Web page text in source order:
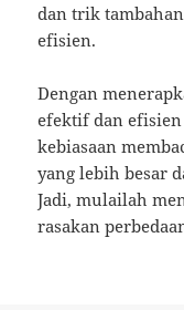
dan trik
efisien.
Dengan
efektif dan
kebiasaan
yang lebih besar
Jadi, mulailah
rasakan